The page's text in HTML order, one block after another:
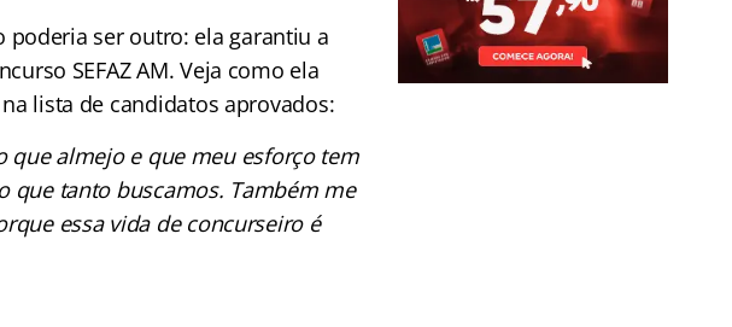
poderia ser outro: ela garantiu a
SEFAZ AM. Veja como ela
lista de candidatos aprovados:
que almejo e que meu esforço tem
que tanto buscamos. Também me
essa vida de concurseiro é